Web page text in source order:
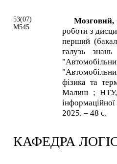
53(07)
М545
роботи з
перший
галузь
фізика та
Малиш ; НТУ,
2025. – 48 с.
КАФЕДРА